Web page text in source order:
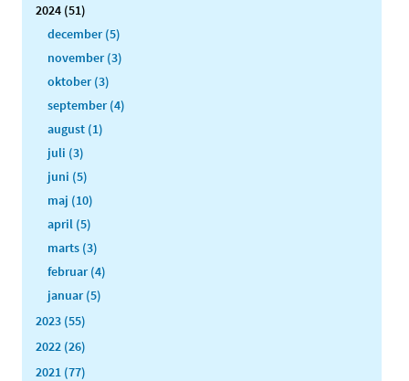
2024 (51)
december (5)
november (3)
oktober (3)
september (4)
august (1)
juli (3)
juni (5)
maj (10)
april (5)
marts (3)
februar (4)
januar (5)
2023 (55)
2022 (26)
2021 (77)